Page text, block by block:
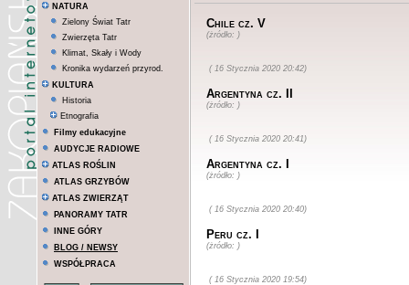
NATURA
Zielony Świat Tatr
Zwierzęta Tatr
Klimat, Skały i Wody
Kronika wydarzeń przyrod.
KULTURA
Historia
Etnografia
Filmy edukacyjne
AUDYCJE RADIOWE
ATLAS ROŚLIN
ATLAS GRZYBÓW
ATLAS ZWIERZĄT
PANORAMY TATR
INNE GÓRY
BLOG / NEWSY
WSPÓŁPRACA
Chile cz. V
(żródło: )
( 16 Stycznia 2020 20:42)
Argentyna cz. II
(żródło: )
( 16 Stycznia 2020 20:41)
Argentyna cz. I
(żródło: )
( 16 Stycznia 2020 20:40)
Peru cz. I
(żródło: )
( 16 Stycznia 2020 19:54)